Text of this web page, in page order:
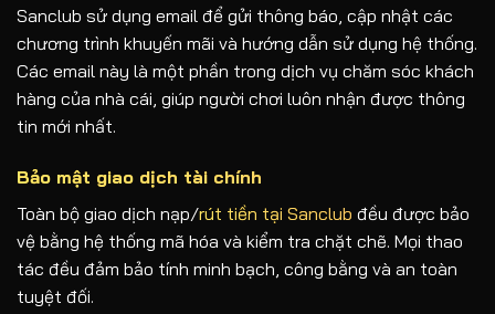
Sanclub sử dụng email để gửi thông báo, cập nhật các
chương trình khuyến mãi và hướng dẫn sử dụng hệ thống.
Các email này là một phần trong dịch vụ chăm sóc khách
hàng của nhà cái, giúp người chơi luôn nhận được thông
tin mới nhất.
Bảo mật giao dịch tài chính
Toàn bộ giao dịch nạp/rút tiền tại Sanclub đều được bảo
vệ bằng hệ thống mã hóa và kiểm tra chặt chẽ. Mọi thao
tác đều đảm bảo tính minh bạch, công bằng và an toàn
tuyệt đối.